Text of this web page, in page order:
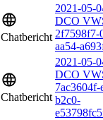
Chatbericht
2021-05-
DCO
2f7598f7-
aa54-
Chatbericht
2021-05-
DCO
7ac3604f-
b2c0-